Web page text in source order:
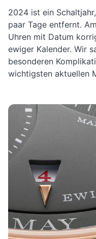
2024 ist ein
paar Tage entfernt.
Uhren mit Datum
ewiger Kalender. Wir
besonderen
wichtigsten aktuellen